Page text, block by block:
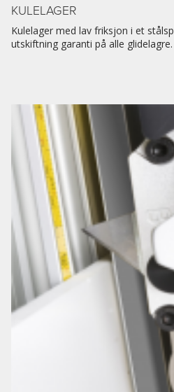
KULELAGER
Kulelager med lav friksjon i et
utskiftning garanti på alle glidelagre.